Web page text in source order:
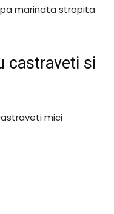
marinata stropita
castraveti si
mici